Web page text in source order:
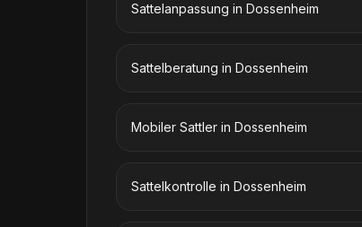
Sattelanpassung in Dossenheim
Sattelberatung in Dossenheim
Mobiler Sattler in Dossenheim
Sattelkontrolle in Dossenheim